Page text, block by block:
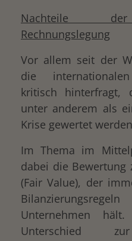
Nachteile der
Rechnungslegung
Vor allem seit der
die
kritisch hinterfragt,
unter anderem als
Krise gewertet
Im Thema im
dabei die Bewertung
(Fair Value), der
Unternehmen
Unterschied